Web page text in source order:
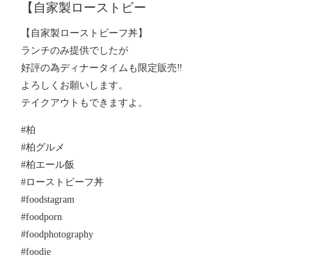
【自家製ローストビー
【自家製ローストビーフ丼】
ランチのみ提供でしたが
好評の為ディナータイムも限定販売‼︎
よろしくお願いします。
テイクアウトもできますよ。
#柏
#柏グルメ
#柏エール飯
#ローストビーフ丼
#foodstagram
#foodporn
#foodphotography
#foodie